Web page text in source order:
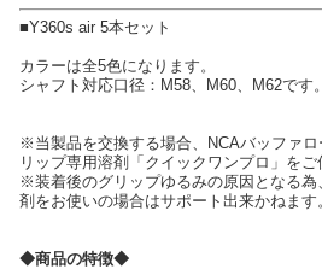
■Y360s air 5本セット
カラーは全5色になります。
シャフト対応口径：M58、M60、M62です。
※当製品を交換する場合、NCAバッファ
リップ専用溶剤「クイックワンプロ」をご
※装着後のグリップゆるみの原因となる
剤をお使いの場合はサポート出来かねます
◆商品の特徴◆